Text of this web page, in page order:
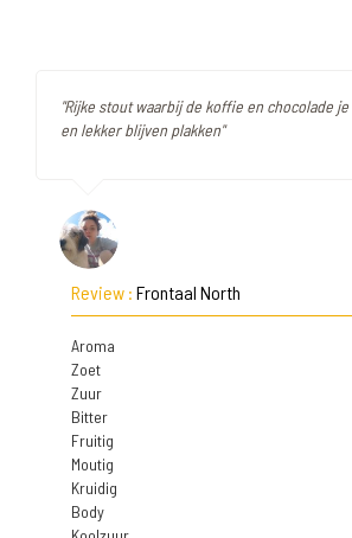
"Rijke stout waarbij de koffie en chocolade
en lekker blijven plakken"
Review : Frontaal North
Aroma
Zoet
Zuur
Bitter
Fruitig
Moutig
Kruidig
Body